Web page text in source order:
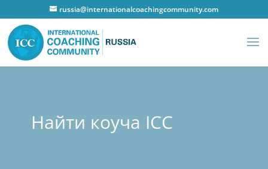
russia@internationalcoachingcommunity.com
Найти коуча ICC